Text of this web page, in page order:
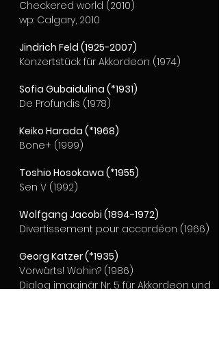
Checkered world (2010)
wp: Calgary, 2010
Jindrich Feld (1925-2007)
Konzertstück für Akkordeon (1974)
Sofia Gubaidulina (*1931)
De Profundis (1978)
Keiko Harada (*1968)
Bone+ (1999)
Toshio Hosokawa (*1955)
Sen V (1992)
Wolfgang Jacobi (1894-1972)
Divertissement pour accordéon (1966)
Georg Katzer (*1935)
Vorwärts! Wohin? (1986)
Dialog imaginär Nr. 5 für Akkordeon und